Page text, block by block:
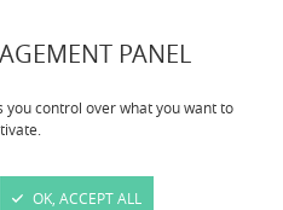
PANEL
you control over what you want to
OK, ACCEPT ALL